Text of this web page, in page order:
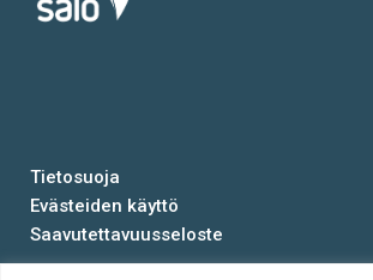
Tietosuoja
Evästeiden käyttö
Saavutettavuusseloste